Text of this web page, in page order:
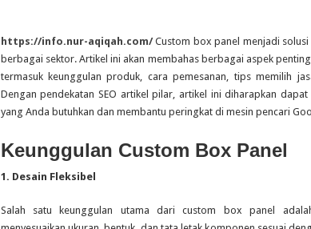
https://info.nur-aqiqah.com/Custom box panel menjadi
berbagai sektor. Artikel ini akan membahas berbagai aspek
termasuk keunggulan produk, cara pemesanan, tips memilih
Dengan pendekatan SEO artikel pilar, artikel ini diharapkan
yang Anda butuhkan dan membantu peringkat di mesin pencari
Keunggulan Custom Box Panel
1. Desain Fleksibel
Salah satu keunggulan utama dari custom box panel